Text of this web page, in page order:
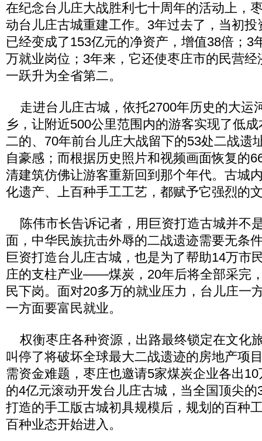
在纪念台儿庄大战胜利七十周年的活动上，
动台儿庄古城重建工作。3年过去了，当初
已经变成了153亿元的净资产，增值38倍；3
万就业岗位；3年来，它还使枣庄市的民营
一跃升为全省第二。
走进台儿庄古城，依托2700年历史的大运
乡，让附近500公里范围内的游客实现了低
二的、70年前台儿庄大战留下的53处二战遗
自豪感；而根据历史照片和视频画面恢复的
清建筑仿佛让游客重新回到那个年代。古城
化遗产、上百种手工工艺，都赋予它强烈的
陈伟市长告诉记者，用巨资打造古城并不
面，中华民族抗击外辱的二战遗迹需要无条
巨资打造台儿庄古城，也是为了帮助14万市
庄的支柱产业——煤炭，20年后将全部采完
民下岗。面对20多万的就业压力，台儿庄一
一方面要富民就业。
权衡枣庄各种资源，出路最终锁定在文化
叫停了将破坏全球最大二战遗迹的房地产项
需资金难题，枣庄也邀请5家煤炭企业各出
的4亿元滚动开发台儿庄古城，当全国顶尖
打造的手工版古城初具规模后，规划的百种
百种业态开始进入。